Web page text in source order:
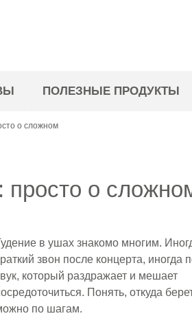
ПОЛЕЗНЫЕ ПРОДУКТЫ
о сложном
просто о
в ушах знакомо многим.
звон после концерта, иногда
который раздражает и мешает
Понять, откуда
по шагам.